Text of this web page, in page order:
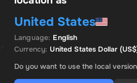
US$ 750.84
Adatvédelmi irányelvek
Pénzvisszatérítési eljárás
Hozzájárulási beállítások
United States
Language: English
Currency: United States Dollar
Do you want to use the local